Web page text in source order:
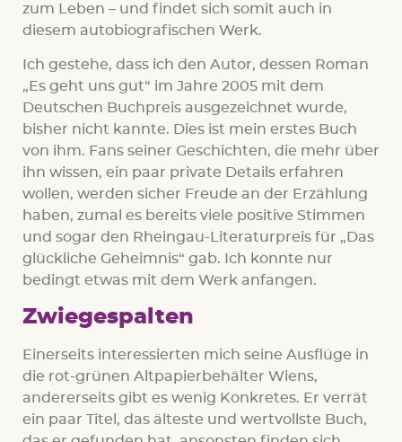
zum Leben – und findet sich somit auch in
diesem autobiografischen Werk.
Ich gestehe, dass ich den Autor, dessen Roman
„Es geht uns gut“ im Jahre 2005 mit dem
Deutschen Buchpreis ausgezeichnet wurde,
bisher nicht kannte. Dies ist mein erstes Buch
von ihm. Fans seiner Geschichten, die mehr über
ihn wissen, ein paar private Details erfahren
wollen, werden sicher Freude an der Erzählung
haben, zumal es bereits viele positive Stimmen
und sogar den Rheingau-Literaturpreis für „Das
glückliche Geheimnis“ gab. Ich konnte nur
bedingt etwas mit dem Werk anfangen.
Zwiegespalten
Einerseits interessierten mich seine Ausflüge in
die rot-grünen Altpapierbehälter Wiens,
andererseits gibt es wenig Konkretes. Er verrät
ein paar Titel, das älteste und wertvollste Buch,